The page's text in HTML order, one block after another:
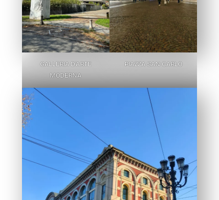
GALLERIA D’ARTE
MODERNA
PIAZZA SAN CARLO